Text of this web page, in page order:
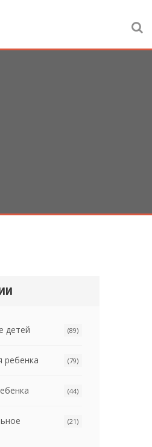
детей (89)
ребенка (79)
(44)
(21)